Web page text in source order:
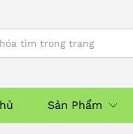
Sản Phẩm